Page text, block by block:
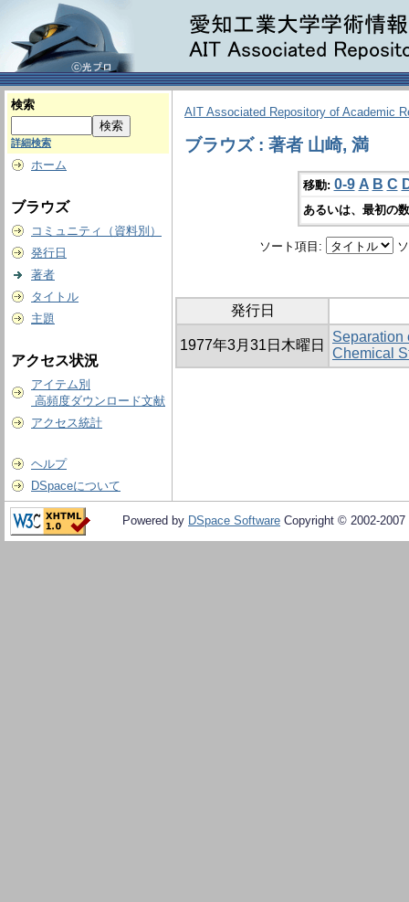
検索
詳細検索
ホーム
ブラウズ
コミュニティ（資料別）
発行日
著者
タイトル
主題
アクセス状況
アイテム別
高頻度ダウンロード文献
アクセス統計
ヘルプ
DSpaceについて
AIT Associated Repository of Academic
ブラウズ : 著者 山崎, 満
移動: 0-9 A B C
あるいは、最初の
ソート項目:
発行日
1977年3月31日木曜日
Separation
Chemical
Powered by DSpace Software Copyright © 2002-2007